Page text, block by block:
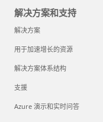
解决方案和支持
解决方案
用于加速增长的资源
解决方案体系结构
支援
Azure 演示和实时问答